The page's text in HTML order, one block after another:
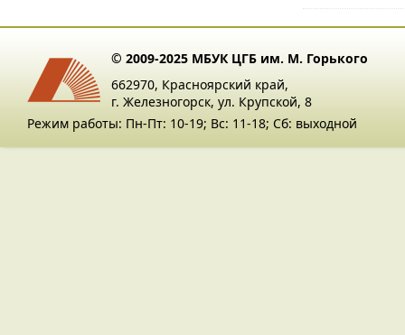
© 2009-2025 МБУК ЦГБ им. М. Горького
662970, Красноярский край,
г. Железногорск, ул. Крупской, 8
Режим работы: Пн-Пт: 10-19; Вс: 11-18; Сб: выходной